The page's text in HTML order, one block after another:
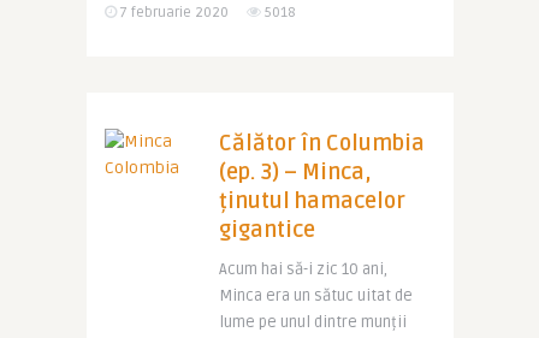
7 februarie 2020 5018
Călător în Columbia
(ep. 3) – Minca,
ținutul hamacelor
gigantice
Acum hai să-i zic 10 ani,
Minca era un sătuc uitat de
lume pe unul dintre munții